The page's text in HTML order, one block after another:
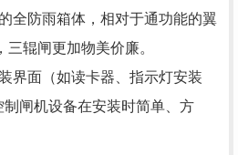
全防雨箱体，相对于通功能的翼
辊闸更加物美价廉。
界面（如读卡器、指示灯安装
闸机设备在安装时简单、方